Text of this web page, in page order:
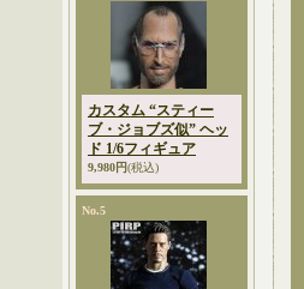
カスタム “スティー
ブ・ジョブズ似” ヘッ
ド 1/6フィギュア
9,980円(税込)
No.5